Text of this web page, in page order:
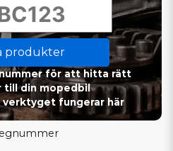
produkter
för att hitta rätt
till din mopedbil
verktyget fungerar här